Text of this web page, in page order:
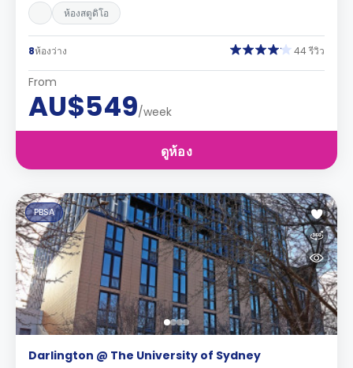
ห้องสตูดิโอ
8ห้องว่าง 44 รีวิว
From
AU$549/week
ดูห้อง
PBSA
Darlington @ The University of Sydney